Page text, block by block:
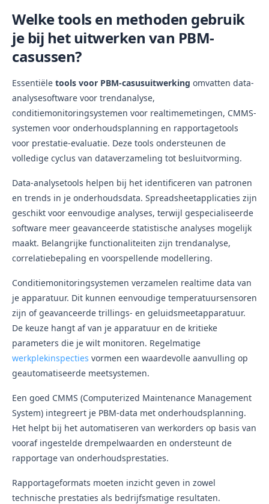
Welke tools en methoden gebruik
je bij het uitwerken van PBM-
casussen?
Essentiële tools voor PBM-casusuitwerking omvatten data-
analysesoftware voor trendanalyse,
conditiemonitoringsystemen voor realtimemetingen, CMMS-
systemen voor onderhoudsplanning en rapportagetools
voor prestatie-evaluatie. Deze tools ondersteunen de
volledige cyclus van dataverzameling tot besluitvorming.
Data-analysetools helpen bij het identificeren van patronen
en trends in je onderhoudsdata. Spreadsheetapplicaties zijn
geschikt voor eenvoudige analyses, terwijl gespecialiseerde
software meer geavanceerde statistische analyses mogelijk
maakt. Belangrijke functionaliteiten zijn trendanalyse,
correlatiebepaling en voorspellende modellering.
Conditiemonitoringsystemen verzamelen realtime data van
je apparatuur. Dit kunnen eenvoudige temperatuursensoren
zijn of geavanceerde trillings- en geluidsmeetapparatuur.
De keuze hangt af van je apparatuur en de kritieke
parameters die je wilt monitoren. Regelmatige
werkplekinspecties vormen een waardevolle aanvulling op
geautomatiseerde meetsystemen.
Een goed CMMS (Computerized Maintenance Management
System) integreert je PBM-data met onderhoudsplanning.
Het helpt bij het automatiseren van werkorders op basis van
vooraf ingestelde drempelwaarden en ondersteunt de
rapportage van onderhoudsprestaties.
Rapportageformats moeten inzicht geven in zowel
technische prestaties als bedrijfsmatige resultaten.